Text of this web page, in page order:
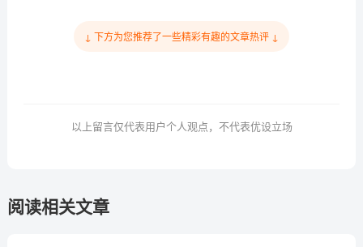
↓ 下方为您推荐了一些精彩有趣的文章热评 ↓
以上留言仅代表用户个人观点，不代表优设立场
阅读相关文章